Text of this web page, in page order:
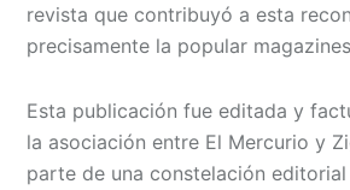
revista que contribuyó a esta
precisamente la popular
Esta publicación fue editada y
la asociación entre El Mercurio y
parte de una constelación